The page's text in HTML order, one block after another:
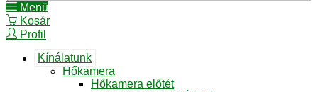
Menü
Kosár
Profil
Kínálatunk
Hőkamera
Hőkamera előtét